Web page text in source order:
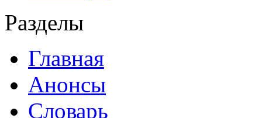
Разделы
Главная
Анонсы
Словарь